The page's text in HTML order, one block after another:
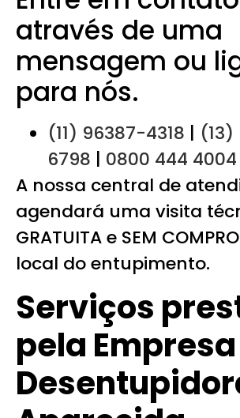
através de uma
mensagem ou
para nós.
(11) 96387-4318 |
6798 | 0800 444 4004
A nossa central de
agendará uma visita
GRATUITA e SEM
local do entupimento.
Serviços
pela Empresa